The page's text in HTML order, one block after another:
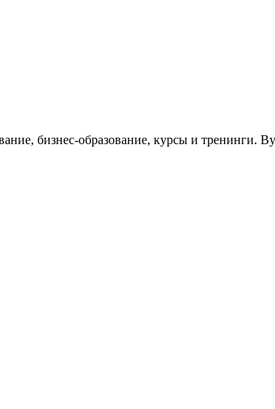
бизнес-образование, курсы и